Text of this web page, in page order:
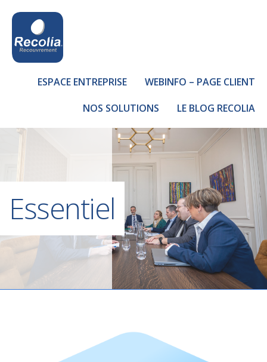
ESPACE ENTREPRISE
WEBINFO – PAGE CLIENT
NOS SOLUTIONS
LE BLOG RECOLIA
Essentiel